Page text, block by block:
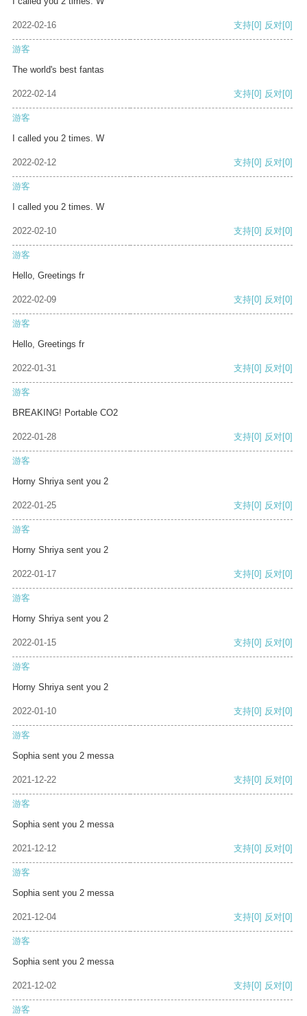
2022-02-16 支持[0] 反对[0]
游客
The world's best fantas
2022-02-14 支持[0] 反对[0]
游客
I called you 2 times. W
2022-02-12 支持[0] 反对[0]
游客
I called you 2 times. W
2022-02-10 支持[0] 反对[0]
游客
Hello, Greetings fr
2022-02-09 支持[0] 反对[0]
游客
Hello, Greetings fr
2022-01-31 支持[0] 反对[0]
游客
BREAKING! Portable CO2
2022-01-28 支持[0] 反对[0]
游客
Horny Shriya sent you 2
2022-01-25 支持[0] 反对[0]
游客
Horny Shriya sent you 2
2022-01-17 支持[0] 反对[0]
游客
Horny Shriya sent you 2
2022-01-15 支持[0] 反对[0]
游客
Horny Shriya sent you 2
2022-01-10 支持[0] 反对[0]
游客
Sophia sent you 2 messa
2021-12-22 支持[0] 反对[0]
游客
Sophia sent you 2 messa
2021-12-12 支持[0] 反对[0]
游客
Sophia sent you 2 messa
2021-12-04 支持[0] 反对[0]
游客
Sophia sent you 2 messa
2021-12-02 支持[0] 反对[0]
游客